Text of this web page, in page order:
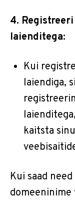
4.
laienditega:
Kui
laiendiga,
kaitsta
Kui saad